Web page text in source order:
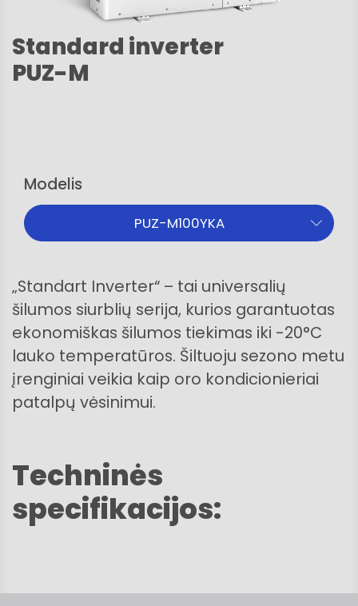
Standard inverter
PUZ-M
Modelis
PUZ-M100YKA
„Standart Inverter“ – tai universalių
šilumos siurblių serija, kurios garantuotas
ekonomiškas šilumos tiekimas iki -20°C
lauko temperatūros. Šiltuoju sezono metu
įrenginiai veikia kaip oro kondicionieriai
patalpų vėsinimui.
Techninės
specifikacijos: